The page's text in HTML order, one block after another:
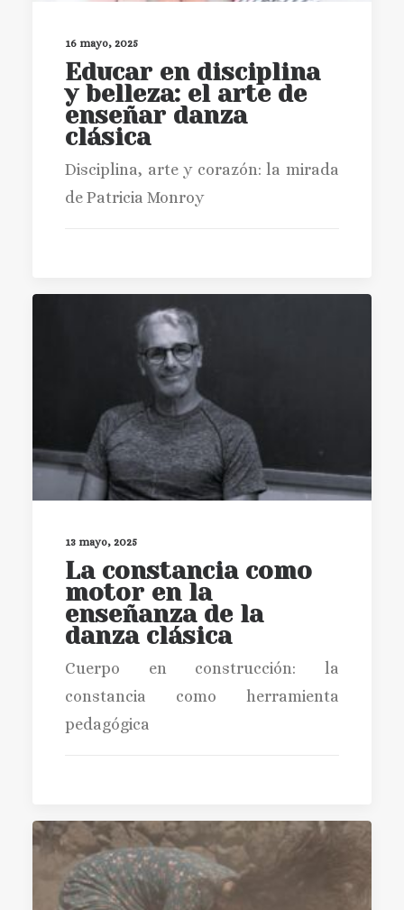
16 mayo, 2025
Educar en disciplina
y belleza: el arte de
enseñar danza
clásica
Disciplina, arte y corazón: la mirada
de Patricia Monroy
13 mayo, 2025
La constancia como
motor en la
enseñanza de la
danza clásica
Cuerpo en construcción: la
constancia como herramienta
pedagógica